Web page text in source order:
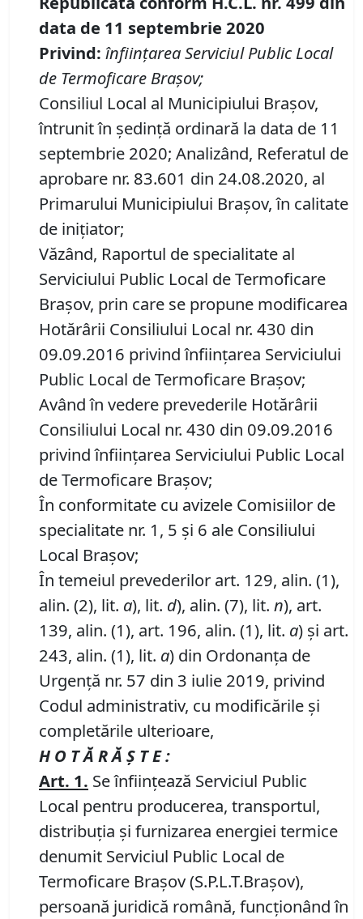
data de 11 septembrie 2020
Privind: înfiinţarea Serviciul Public Local
de Termoficare Braşov;
Consiliul Local al Municipiului Brașov,
întrunit în ședință ordinară la data de 11
septembrie 2020; Analizând, Referatul de
aprobare nr. 83.601 din 24.08.2020, al
Primarului Municipiului Braşov, în calitate
de iniţiator;
Văzând, Raportul de specialitate al
Serviciului Public Local de Termoficare
Braşov, prin care se propune modificarea
Hotărârii Consiliului Local nr. 430 din
09.09.2016 privind înfiinţarea Serviciului
Public Local de Termoficare Braşov;
Având în vedere prevederile Hotărârii
Consiliului Local nr. 430 din 09.09.2016
privind înfiinţarea Serviciului Public Local
de Termoficare Braşov;
În conformitate cu avizele Comisiilor de
specialitate nr. 1, 5 și 6 ale Consiliului
Local Brașov;
În temeiul prevederilor art. 129, alin. (1),
alin. (2), lit. a), lit. d), alin. (7), lit. n), art.
139, alin. (1), art. 196, alin. (1), lit. a) și art.
243, alin. (1), lit. a) din Ordonanța de
Urgență nr. 57 din 3 iulie 2019, privind
Codul administrativ, cu modificările și
completările ulterioare,
H O T Ă R Ă Ş T E :
Art. 1. Se înfiinţează Serviciul Public
Local pentru producerea, transportul,
distribuţia şi furnizarea energiei termice
denumit Serviciul Public Local de
Termoficare Braşov (S.P.L.T.Braşov),
persoană juridică română, funcţionând în